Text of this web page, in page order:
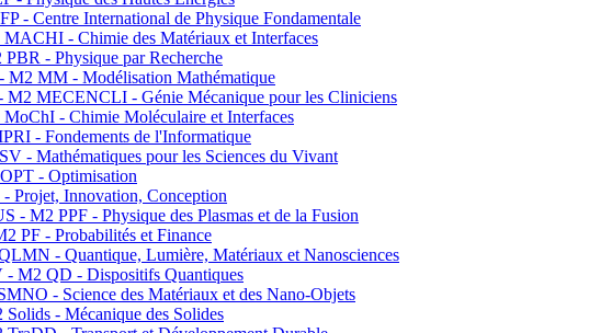
- Centre International de Physique Fondamentale
- Chimie des Matériaux et Interfaces
- Physique par Recherche
MM - Modélisation Mathématique
MECENCLI - Génie Mécanique pour les Cliniciens
- Chimie Moléculaire et Interfaces
- Fondements de l'Informatique
- Mathématiques pour les Sciences du Vivant
- Optimisation
Projet, Innovation, Conception
- M2 PPF - Physique des Plasmas et de la Fusion
PF - Probabilités et Finance
- Quantique, Lumière, Matériaux et Nanosciences
M2 QD - Dispositifs Quantiques
- Science des Matériaux et des Nano-Objets
- Mécanique des Solides